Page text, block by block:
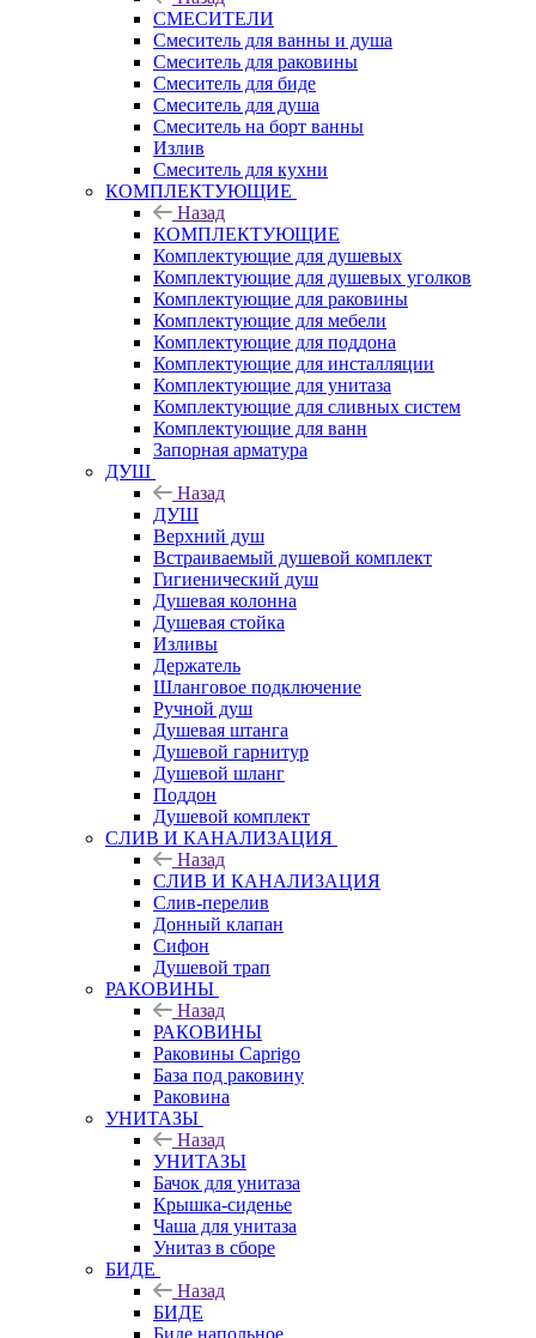
СМЕСИТЕЛИ
Смеситель для ванны и душа
Смеситель для раковины
Смеситель для биде
Смеситель для душа
Смеситель на борт ванны
Излив
Смеситель для кухни
КОМПЛЕКТУЮЩИЕ
Назад
КОМПЛЕКТУЮЩИЕ
Комплектующие для душевых
Комплектующие для душевых уголков
Комплектующие для раковины
Комплектующие для мебели
Комплектующие для поддона
Комплектующие для инсталляции
Комплектующие для унитаза
Комплектующие для сливных систем
Комплектующие для ванн
Запорная арматура
ДУШ
Назад
ДУШ
Верхний душ
Встраиваемый душевой комплект
Гигиенический душ
Душевая колонна
Душевая стойка
Изливы
Держатель
Шланговое подключение
Ручной душ
Душевая штанга
Душевой гарнитур
Душевой шланг
Поддон
Душевой комплект
СЛИВ И КАНАЛИЗАЦИЯ
Назад
СЛИВ И КАНАЛИЗАЦИЯ
Слив-перелив
Донный клапан
Сифон
Душевой трап
РАКОВИНЫ
Назад
РАКОВИНЫ
Раковины Caprigo
База под раковину
Раковина
УНИТАЗЫ
Назад
УНИТАЗЫ
Бачок для унитаза
Крышка-сиденье
Чаша для унитаза
Унитаз в сборе
БИДЕ
Назад
БИДЕ
Биде напольное